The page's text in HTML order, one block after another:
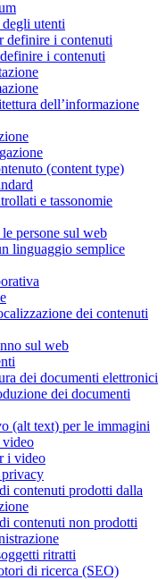
utenti
definire i contenuti
i contenuti
dell’informazione
(content type)
e tassonomie
persone sul web
linguaggio semplice
dei contenuti
sul web
dei documenti elettronici
dei documenti
(alt text) per le immagini
i video
privacy
contenuti prodotti dalla
contenuti non prodotti
ritratti
di ricerca (SEO)